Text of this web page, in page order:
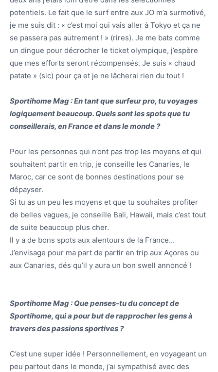
potentiels. Le fait que le surf entre aux JO m’a surmotivé,
je me suis dit : « c’est moi qui vais aller à Tokyo et ça ne
se passera pas autrement ! » (rires). Je me bats comme
un dingue pour décrocher le ticket olympique, j’espère
que mes efforts seront récompensés. Je suis « chaud
patate » (sic) pour ça et je ne lâcherai rien du tout !
Sportihome Mag : En tant que surfeur pro, tu voyages
logiquement beaucoup. Quels sont les spots que tu
conseillerais, en France et dans le monde ?
Pour les personnes qui n’ont pas trop les moyens et qui
souhaitent partir en trip, je conseille les Canaries, le
Maroc, car ce sont de bonnes destinations pour se
dépayser.
Si tu as un peu les moyens et que tu souhaites profiter
de belles vagues, je conseille Bali, Hawaii, mais c’est tout
de suite beaucoup plus cher.
Il y a de bons spots aux alentours de la France…
J’envisage pour ma part de partir en trip aux Açores ou
aux Canaries, dés qu’il y aura un bon swell annoncé !
Sportihome Mag : Que penses-tu du concept de
Sportihome, qui a pour but de rapprocher les gens à
travers des passions sportives ?
C’est une super idée ! Personnellement, en voyageant un
peu partout dans le monde, j’ai sympathisé avec des